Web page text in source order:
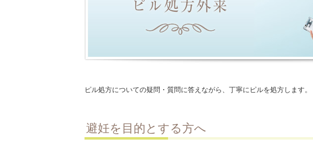
ピル処方についての疑問・質問に答えながら、丁寧にピルを処方します。
避妊を目的とする方へ